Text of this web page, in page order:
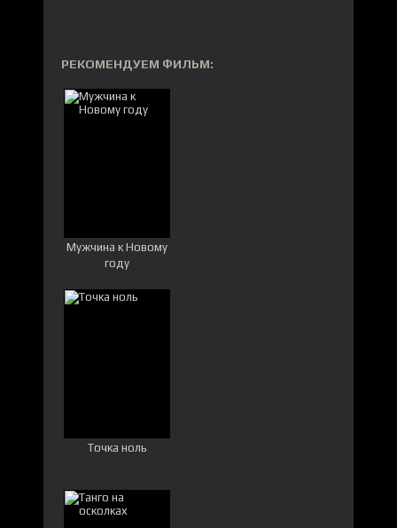
РЕКОМЕНДУЕМ ФИЛЬМ:
Мужчина к Новому
году
Точка ноль